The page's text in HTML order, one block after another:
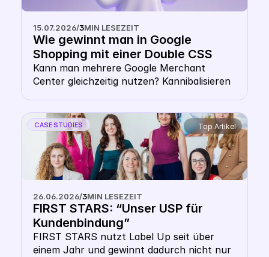
15.07.2026/3MIN LESEZEIT
Wie gewinnt man in Google
Shopping mit einer Double CSS
Strategy?
Kann man mehrere Google Merchant
Center gleichzeitig nutzen? Kannibalisieren
mehreren CSS? Diese Sorge hält viele E-
Commerce-Entscheider von Multi-CSS-
Setups ab. Doch die Angst, sich selbst zu
überbieten, ist unbegründet. Dieser Artikel
klärt auf, wie die Google Shopping Auktion
Website-Domain dich schützt und wie du
die Double-CSS-Strategy als Hebel für
mehr Reichweite nutzt.
CASE STUDIES Top Artikel
26.06.2026/3MIN LESEZEIT
FIRST STARS: “Unser USP für
Kundenbindung”
FIRST STARS nutzt Label Up seit über
einem Jahr und gewinnt dadurch nicht nur